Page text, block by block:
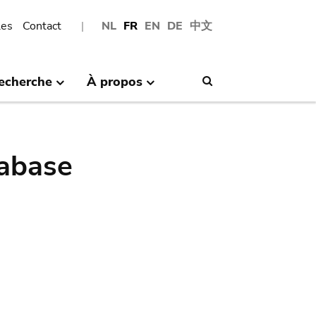
NL FR EN DE 中文
Contact
À propos